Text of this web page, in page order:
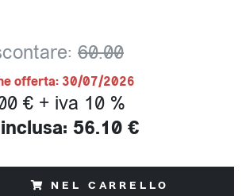
60.00
offerta: 30/07/2026
€ + iva 10 %
56.10 €
NEL CARRELLO